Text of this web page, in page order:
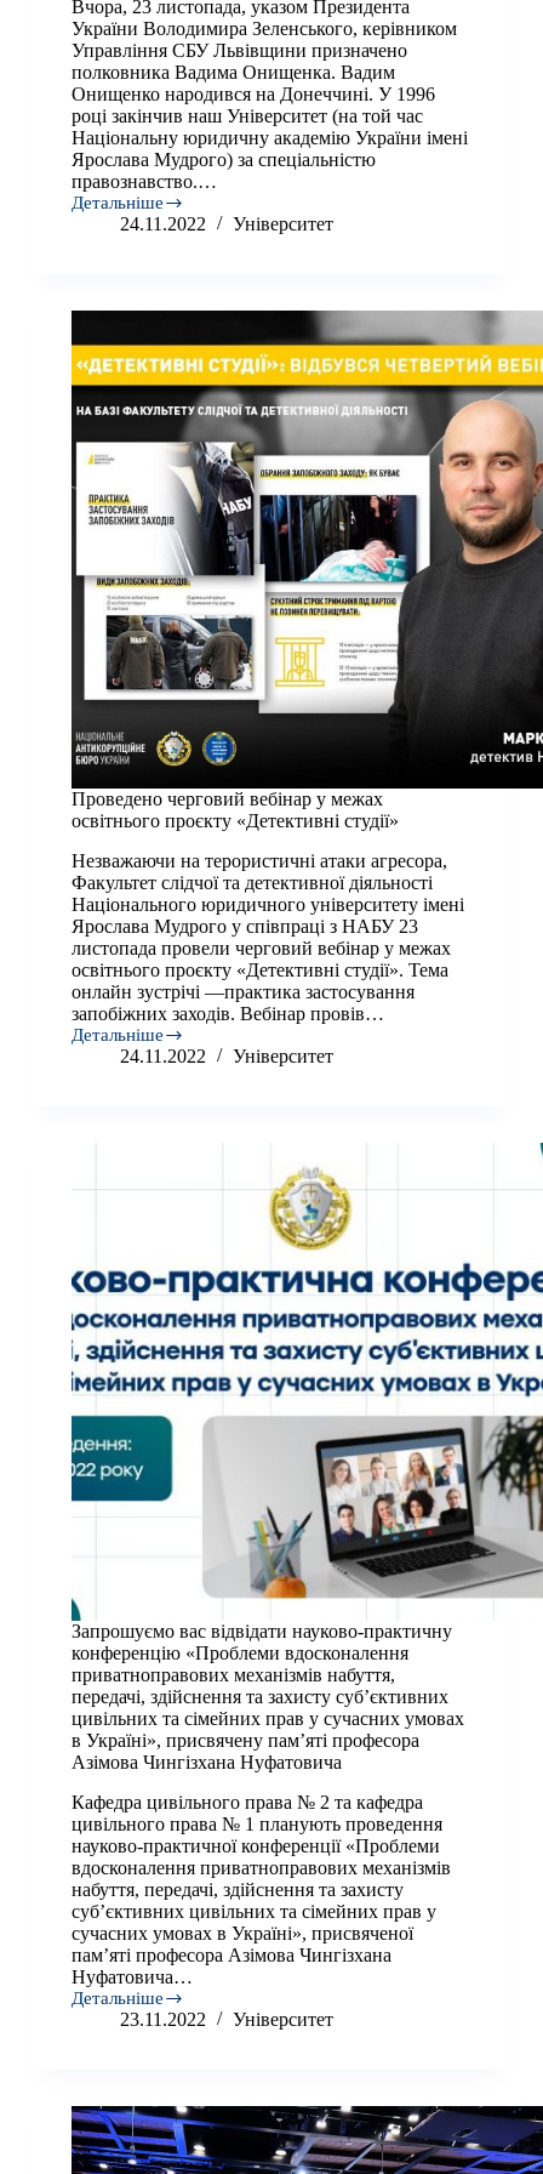
Вчора, 23 листопада, указом Президента
України Володимира Зеленського, керівником
Управління СБУ Львівщини призначено
полковника Вадима Онищенка. Вадим
Онищенко народився на Донеччині. У 1996
році закінчив наш Університет (на той час
Національну юридичну академію України імені
Ярослава Мудрого) за спеціальністю
правознавство.…
Детальніше
Випускник
Університету
Служби
України
у
області
24.11.2022 Університет
Проведено черговий вебінар у межах
освітнього проєкту «Детективні студії»
Незважаючи на терористичні атаки агресора,
Факультет слідчої та детективної діяльності
Національного юридичного університету імені
Ярослава Мудрого у співпраці з НАБУ 23
листопада провели черговий вебінар у межах
освітнього проєкту «Детективні студії». Тема
онлайн зустрічі —практика застосування
запобіжних заходів. Вебінар провів…
Детальніше
Проведено
черговий
«Детективні
24.11.2022 Університет
Запрошуємо вас відвідати науково-практичну
конференцію «Проблеми вдосконалення
приватноправових механізмів набуття,
передачі, здійснення та захисту суб’єктивних
цивільних та сімейних прав у сучасних умовах
в Україні», присвячену пам’яті професора
Азімова Чингізхана Нуфатовича
Кафедра цивільного права № 2 та кафедра
цивільного права № 1 планують проведення
науково-практичної конференції «Проблеми
вдосконалення приватноправових механізмів
набуття, передачі, здійснення та захисту
суб’єктивних цивільних та сімейних прав у
сучасних умовах в Україні», присвяченої
пам’яті професора Азімова Чингізхана
Нуфатовича…
Детальніше
Запрошуємо
конференцію
«Проблеми
вдосконалення
23.11.2022 Університет